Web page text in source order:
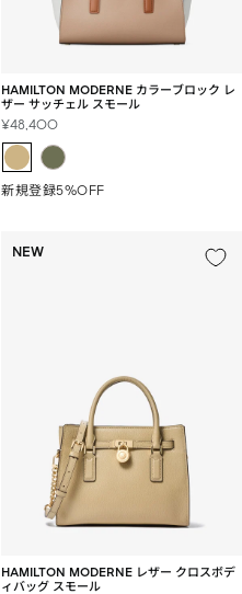
HAMILTON MODERNE カラーブロック レ
ザー サッチェル スモール
セ
ー
ル
格
¥48,400
新規登録5%OFF
NEW
HAMILTON MODERNE レザー クロスボデ
ィバッグ スモール